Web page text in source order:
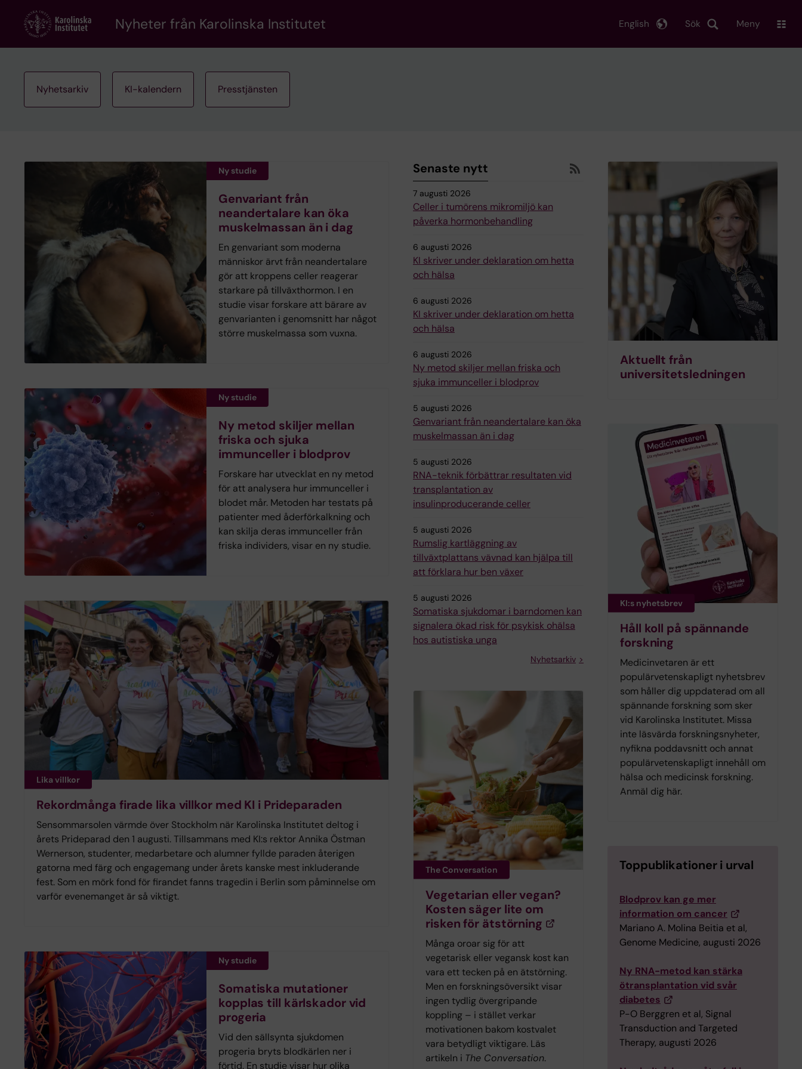
content
Nyheter från Karolinska Institutet Sök
English Meny
Nyhetsarkiv KI-kalendern Presstjänsten
Ny studie
Genvariant från
neandertalare kan öka
muskelmassan än i dag
En genvariant som moderna
människor ärvt från neandertalare
gör att kroppens celler reagerar
starkare på tillväxthormon. I en
studie visar forskare att bärare av
genvarianten i genomsnitt har något
större muskelmassa som vuxna.
Ny studie
Ny metod skiljer mellan
friska och sjuka
immunceller i blodprov
Forskare har utvecklat en ny metod
för att analysera hur immunceller i
blodet mår. Metoden har testats på
patienter med åderförkalkning och
kan skilja deras immunceller från
friska individers, visar en ny studie.
Lika villkor
Rekordmånga firade lika villkor med KI i Prideparaden
Sensommarsolen värmde över Stockholm när Karolinska Institutet deltog i
årets Prideparad den 1 augusti. Tillsammans med KI:s rektor Annika Östman
Wernerson, studenter, medarbetare och alumner fyllde paraden återigen
gatorna med färg och engagemang under årets kanske mest inkluderande
fest. Som en mörk fond för firandet fanns tragedin i Berlin som påminnelse om
varför evenemanget är så viktigt.
Ny studie
Somatiska mutationer
kopplas till kärlskador vid
progeria
Vid den sällsynta sjukdomen
progeria bryts blodkärlen ner i
förtid. En studie visar hur olika
Senaste nytt
7 augusti 2026
Celler i tumörens mikromiljö kan
påverka hormonbehandling
6 augusti 2026
KI skriver under deklaration om hetta
och hälsa
6 augusti 2026
KI skriver under deklaration om hetta
och hälsa
6 augusti 2026
Ny metod skiljer mellan friska och
sjuka immunceller i blodprov
5 augusti 2026
Genvariant från neandertalare kan öka
muskelmassan än i dag
5 augusti 2026
RNA-teknik förbättrar resultaten vid
transplantation av
insulinproducerande celler
5 augusti 2026
Rumslig kartläggning av
tillväxtplattans vävnad kan hjälpa till
att förklara hur ben växer
5 augusti 2026
Somatiska sjukdomar i barndomen kan
signalera ökad risk för psykisk ohälsa
hos autistiska unga
Nyhetsarkiv
The Conversation
Vegetarian eller vegan?
Kosten säger lite om
risken för ätstörning
Många oroar sig för att
vegetarisk eller vegansk kost kan
vara ett tecken på en ätstörning.
Men en forskningsöversikt visar
ingen tydlig övergripande
koppling – i stället verkar
motivationen bakom kostvalet
vara betydligt viktigare. Läs
artikeln i The Conversation.
Aktuellt från
universitets­ledningen
KI:s nyhetsbrev
Håll koll på spännande
forskning
Medicinvetaren är ett
populärvetenskapligt nyhetsbrev
som håller dig uppdaterad om all
spännande forskning som sker
vid Karolinska Institutet. Missa
inte läsvärda forskningsnyheter,
nyfikna poddavsnitt och annat
populärvetenskapligt innehåll om
hälsa och medicinsk forskning.
Anmäl dig här.
Toppublikationer i urval
Blodprov kan ge mer
information om cancer
Mariano A. Molina Beitia et al,
Genome Medicine, augusti 2026
Ny RNA-metod kan stärka
ötransplantation vid svår
diabetes
P-O Berggren et al, Signal
Transduction and Targeted
Therapy, augusti 2026